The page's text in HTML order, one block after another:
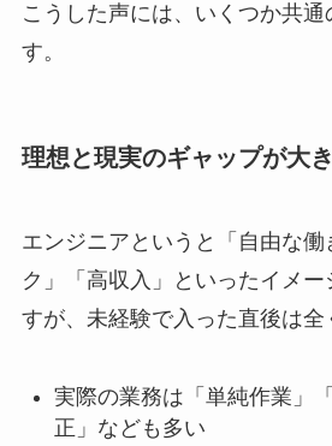
こうした声には、いくつか共通
す。
理想と現実のギャップが大
エンジニアというと「自由な
ク」「高収入」といったイメ
すが、未経験で入った直後は全
実際の業務は「単純作業」
正」なども多い